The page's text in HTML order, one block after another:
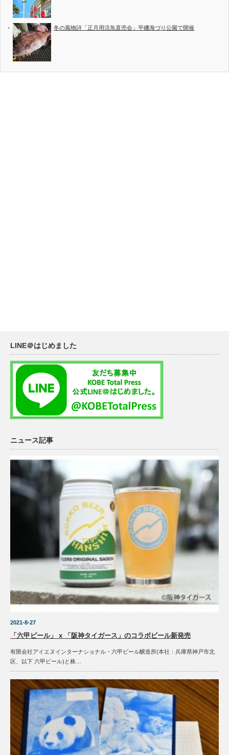
冬の風物詩「正月用活魚直売会」平磯海づり公園で開催
LINE＠はじめました
ニュース記事
2021-8-27
「六甲ビール」 x 「阪神タイガース」のコラボビール新発売
有限会社アイエヌインターナショナル・六甲ビール醸造所(本社：兵庫県神戸市北
区、以下 六甲ビール)と株…